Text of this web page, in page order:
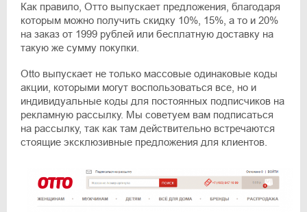
Как правило, Оттo выпускает предложения, благодаря
которым можно получить скидку 10%, 15%, а то и 20%
на заказ от 1999 рублей или бесплатную доставку на
такую же сумму покупки.
Otto выпускает не только массовые одинаковые коды
акции, которыми могут воспользоваться все, но и
индивидуальные коды для постоянных подписчиков на
рекламную рассылку. Мы советуем вам подписаться
на рассылку, так как там действительно встречаются
стоящие эксклюзивные предложения для клиентов.